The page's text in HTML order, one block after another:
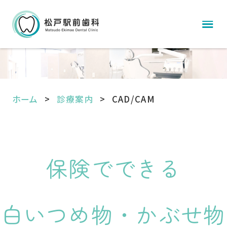
ホーム 診療案内 CAD/CAM
保険でできる
白いつめ物・かぶせ物